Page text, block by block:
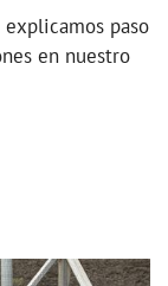
paso
en nuestro